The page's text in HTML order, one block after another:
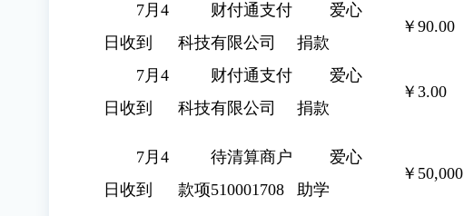
7月4
日收到
财付通支付
科技有限公司
爱心
捐款
￥90.00
7月4
日收到
财付通支付
科技有限公司
爱心
捐款
￥3.00
7月4
日收到
待清算商户
款项510001708
爱心
助学
￥